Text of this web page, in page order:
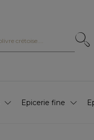
Epicerie fine